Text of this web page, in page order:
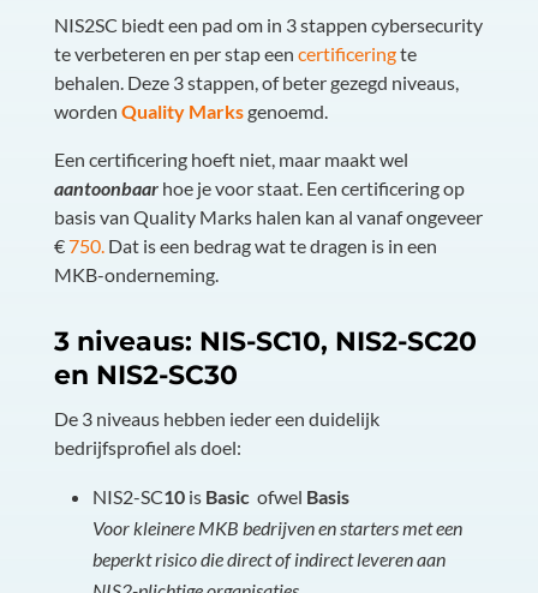
NIS2SC biedt een pad om in 3 stappen cybersecurity
te verbeteren en per stap een certificeringte
behalen. Deze 3 stappen, of beter gezegd niveaus,
worden Quality Marksgenoemd.
Een certificering hoeft niet, maar maakt wel
aantoonbaarhoe je voor staat. Een certificering op
basis van Quality Marks halen kan al vanaf ongeveer
€750.Dat is een bedrag wat te dragen is in een
MKB-onderneming.
3 niveaus: NIS-SC10, NIS2-SC20
en NIS2-SC30
De 3 niveaus hebben ieder een duidelijk
bedrijfsprofiel als doel:
NIS2-SC10 is Basicofwel Basis
Voor kleinere MKB bedrijven en starters met een
beperkt risico die direct of indirect leveren aan